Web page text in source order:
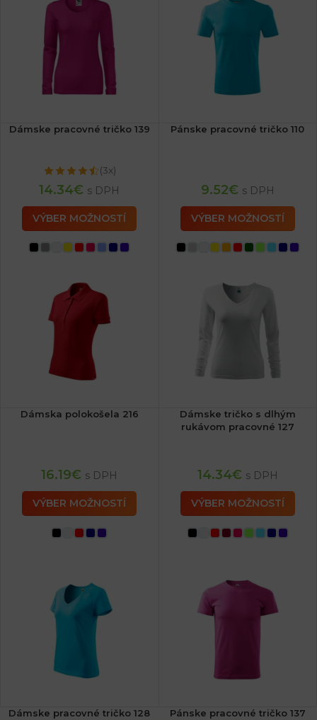
Dámske pracovné tričko 139
(3x)
14.34€ s DPH
VÝBER MOŽNOSTÍ
Pánske pracovné tričko 110
9.52€ s DPH
VÝBER MOŽNOSTÍ
Dámska polokošela 216
16.19€ s DPH
VÝBER MOŽNOSTÍ
Dámske tričko s dlhým
rukávom pracovné 127
14.34€ s DPH
VÝBER MOŽNOSTÍ
Dámske pracovné tričko 128 Pánske pracovné tričko 137